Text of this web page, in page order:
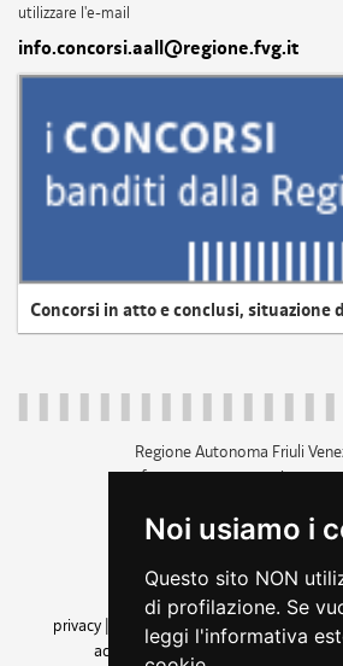
Noi usiamo i
Questo sito NON
di profilazione. Se
leggi l'informativa
utilizzare l'e-mail
info.concorsi.aall@regione.fvg.it
Concorsi in atto e conclusi, situazione
Regione Autonoma Friuli
c.f. 80014930327; p.iva
+39 040 3771111
amministrazione
privacy
cookie |note legali accessibilità
accessibilità| feedback cambio